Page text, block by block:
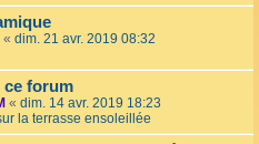
« dim. 21 avr. 2019 08:32
ce forum
« dim. 14 avr. 2019 18:23
la terrasse ensoleillée